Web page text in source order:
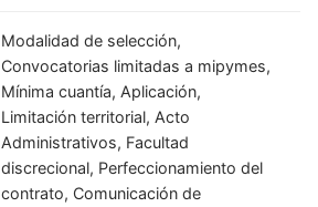
Modalidad de selección,
Convocatorias limitadas a mipymes,
Mínima cuantía, Aplicación,
Limitación territorial, Acto
Administrativos, Facultad
discrecional, Perfeccionamiento del
contrato, Comunicación de